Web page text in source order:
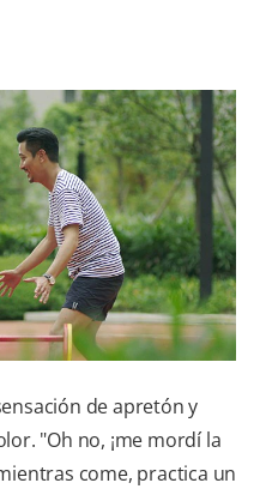
PARA PROFESIONALES
CUPONES
DO (ES)
SUSCRÍBASE
de apretón y
"Oh no, ¡me mordí la
come, practica un